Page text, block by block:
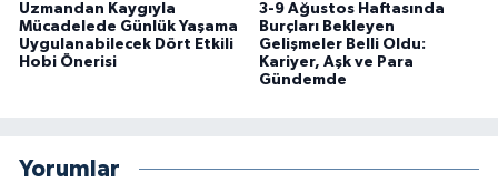
Uzmandan Kaygıyla
Mücadelede Günlük Yaşama
Uygulanabilecek Dört Etkili
Hobi Önerisi
3-9 Ağustos Haftasında
Burçları Bekleyen
Gelişmeler Belli Oldu:
Kariyer, Aşk ve Para
Gündemde
Yorumlar